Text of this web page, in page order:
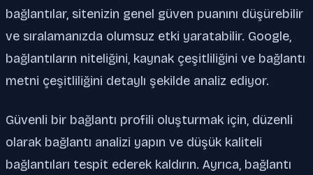
bağlantılar, sitenizin genel güven puanını düşürebilir
ve sıralamanızda olumsuz etki yaratabilir. Google,
bağlantıların niteliğini, kaynak çeşitliliğini ve bağlantı
metni çeşitliliğini detaylı şekilde analiz ediyor.
Güvenli bir bağlantı profili oluşturmak için, düzenli
olarak bağlantı analizi yapın ve düşük kaliteli
bağlantıları tespit ederek kaldırın. Ayrıca, bağlantı